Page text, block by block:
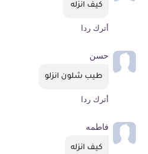
كيف انزله
أترك ردا
حسن
طيب شلون انزلو
أترك ردا
فاطمه
كيف انزله